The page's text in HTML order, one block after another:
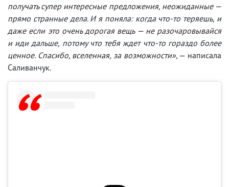
получать супер интересные предложения, неожиданные —
прямо странные дела. И я поняла: когда что-то теряешь, и
даже если это очень дорогая вещь — не разочаровывайся
и иди дальше, потому что тебя ждет что-то гораздо более
ценное. Спасибо, вселенная, за возможности», — написала
Саливанчук.